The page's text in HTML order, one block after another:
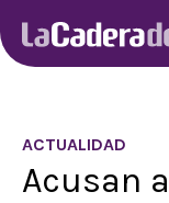
ACTUALIDAD
Acusan